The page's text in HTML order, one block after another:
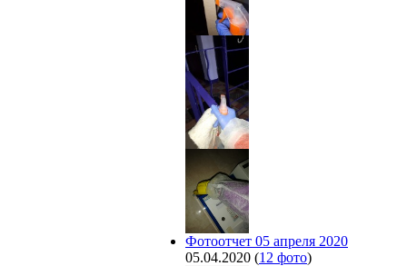
Фотоотчет 05 апреля 2020
05.04.2020 (12 фото)